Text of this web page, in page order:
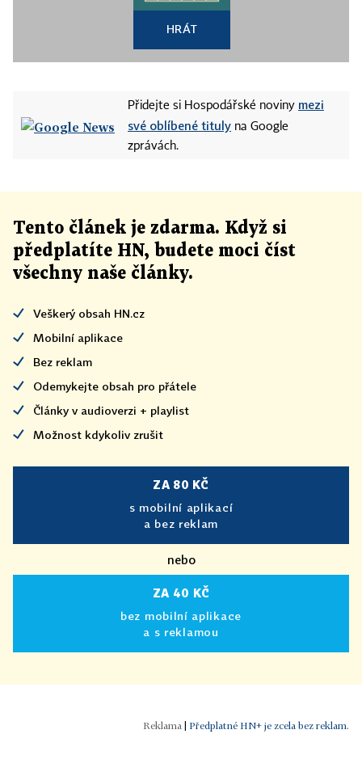
HRÁT
Přidejte si Hospodářské noviny mezi
své oblíbené tituly na Google
zprávách.
Tento článek je zdarma. Když si
předplatíte HN, budete moci číst
všechny naše články.
Veškerý obsah HN.cz
Mobilní aplikace
Bez reklam
Odemykejte obsah pro přátele
Články v audioverzi + playlist
Možnost kdykoliv zrušit
ZA 80 KČ
s mobilní aplikací
a bez reklam
nebo
ZA 40 KČ
bez mobilní aplikace
a s reklamou
Předplatné HN+ je zcela bez reklam.